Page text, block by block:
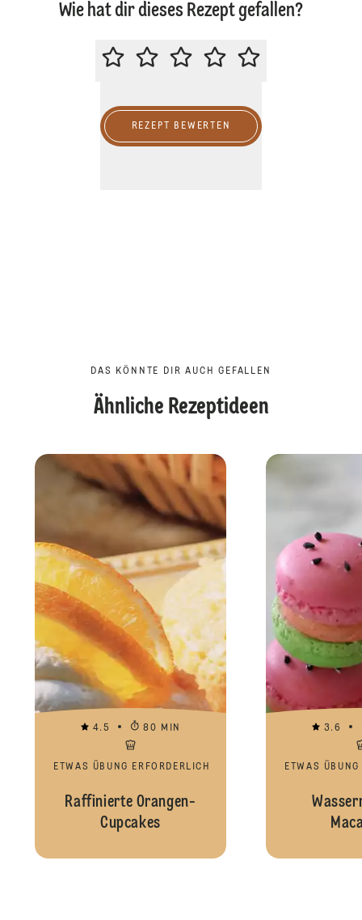
Wie hat dir dieses Rezept gefallen?
BITTE BEWERTE DIESES REZEPT
REZEPT BEWERTEN
DAS KÖNNTE DIR AUCH GEFALLEN
Ähnliche Rezeptideen
4.5 80 MIN
ETWAS ÜBUNG ERFORDERLICH
Raffinierte Orangen-
Cupcakes
3.6
ETWAS